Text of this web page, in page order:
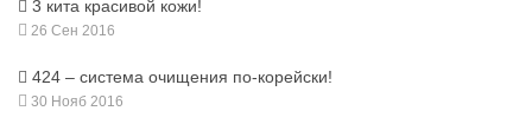
3 кита красивой кожи!
26 Сен 2016
424 – система очищения по-корейски!
30 Нояб 2016